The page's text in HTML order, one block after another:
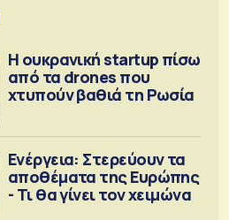
Η ουκρανική startup πίσω
από τα drones που
χτυπούν βαθιά τη Ρωσία
Ενέργεια: Στερεύουν τα
αποθέματα της Ευρώπης
- Τι θα γίνει τον χειμώνα